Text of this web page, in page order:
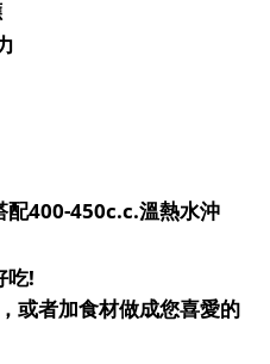
配400-450c.c.溫熱水沖
吃!
或者加食材做成您喜愛的